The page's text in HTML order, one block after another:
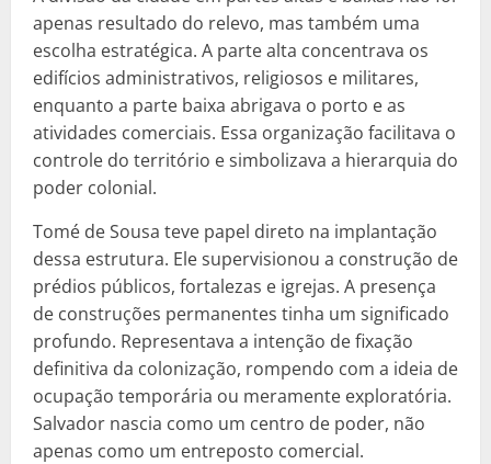
apenas resultado do relevo, mas também uma
escolha estratégica. A parte alta concentrava os
edifícios administrativos, religiosos e militares,
enquanto a parte baixa abrigava o porto e as
atividades comerciais. Essa organização facilitava o
controle do território e simbolizava a hierarquia do
poder colonial.
Tomé de Sousa teve papel direto na implantação
dessa estrutura. Ele supervisionou a construção de
prédios públicos, fortalezas e igrejas. A presença
de construções permanentes tinha um significado
profundo. Representava a intenção de fixação
definitiva da colonização, rompendo com a ideia de
ocupação temporária ou meramente exploratória.
Salvador nascia como um centro de poder, não
apenas como um entreposto comercial.